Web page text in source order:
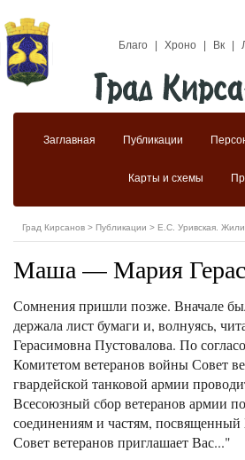
Благо Хроно Вк
Заглавная Публикации
Карты и схемы
Град Кирсанов > Публикации > Е.С. Уривская.
Маша — Мария
Сомнения пришли позже. Вначале
держала лист бумаги и, волнуясь,
Герасимовна Пустовалова. По
Комитетом ветеранов войны Совет
гвардейской танковой армии
Всесоюзный сбор ветеранов армии
соединениям и частям,
Совет ветеранов приглашает Вас..."